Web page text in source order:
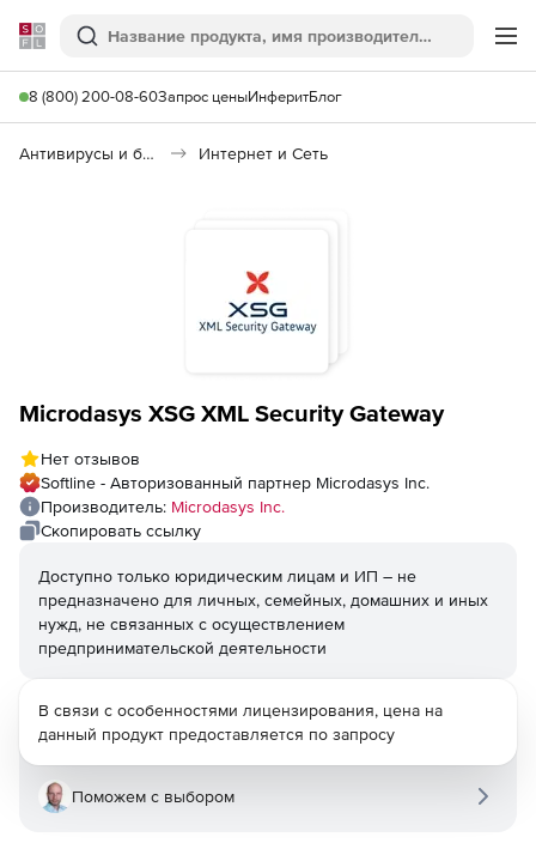
Softline
Поиск
8 (800) 200-08-60Запрос ценыИнферитБлог
Антивирусы и безопасность Интернет и Сеть
Microdasys XSG XML Security Gateway
Нет отзывов
Softline - Авторизованный партнер Microdasys Inc.
Производитель: Microdasys Inc.
Скопировать ссылку
Доступно только юридическим лицам и ИП – не
предназначено для личных, семейных, домашних и иных
нужд, не связанных с осуществлением
предпринимательской деятельности
В связи с особенностями лицензирования, цена на
данный продукт предоставляется по запросу
Поможем с выбором